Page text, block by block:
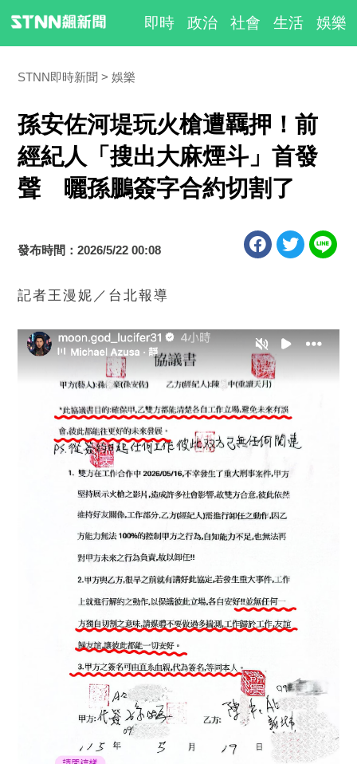
即時 政治 社會 生活 娛樂
STNN即時新聞 娛樂
孫安佐河堤玩火槍遭羈押！前
經紀人「搜出大麻煙斗」首發
聲 曬孫鵬簽字合約切割了
發布時間：2026/5/22 00:08
記者王漫妮／台北報導